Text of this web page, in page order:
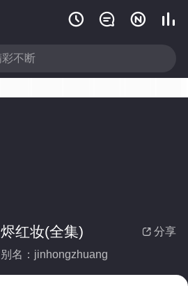
   
 分享
烬红妆(全集)
别名：jinhongzhuang